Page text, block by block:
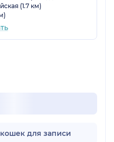
(1.7 км)
для записи